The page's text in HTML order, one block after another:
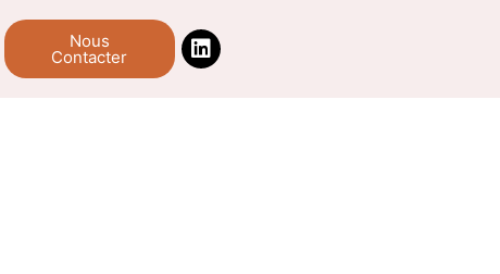
Nous
Contacter